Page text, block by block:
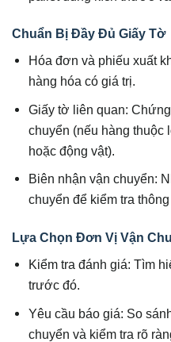
Chuẩn Bị Đầy Đủ Giấy Tờ
Hóa đơn và phiếu xuất
hàng hóa có giá trị.
Giấy tờ liên quan:
chuyển (nếu hàng thuộc
hoặc động vật).
Biên nhận vận chuyển:
chuyển để kiểm tra
Lựa Chọn Đơn Vị Vận
Kiểm tra đánh giá: Tìm
trước đó.
Yêu cầu báo giá: So
chuyển và kiểm tra rõ